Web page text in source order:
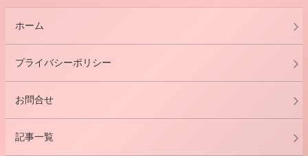
ホーム
プライバシーポリシー
お問合せ
記事一覧